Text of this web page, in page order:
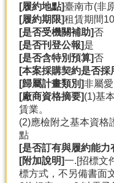
[履約地點]臺南市(非
[履約期限]租賃期間
[是否受機關補助]否
[是否刊登公報]是
[是否含特別預算]否
[本案採購契約是否
[歸屬計畫類別]非屬
[廠商資格摘要](1)基
賃業。
(2)應檢附之基本資
點
[是否訂有與履約能力
[附加說明]一.[招標文
標方式，不另備書面